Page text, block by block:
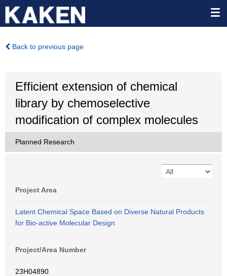
Back to previous page
Efficient extension of chemical
library by chemoselective
modification of complex molecules
Planned Research
Project Area
Latent Chemical Space Based on Diverse Natural Products
for Bio-active Molecular Design
Project/Area Number
23H04890